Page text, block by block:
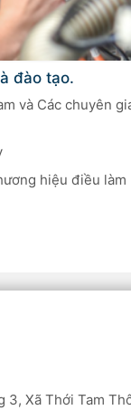
đào tạo.
và Các chuyên
hiệu điều làm
3, Xã Thới Tam